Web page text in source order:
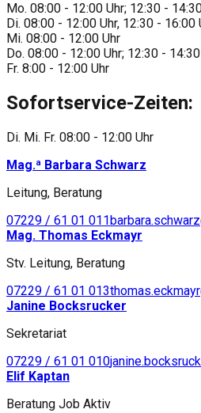
Mo. 08:00 - 12:00 Uhr; 12:30 -
Di. 08:00 - 12:00 Uhr, 12:30 - 16:00
Mi. 08:00 - 12:00 Uhr
Do. 08:00 - 12:00 Uhr; 12:30 -
Fr. 8:00 - 12:00 Uhr
Sofortservice-Zeiten:
Di. Mi. Fr. 08:00 - 12:00 Uhr
Mag.ª Barbara Schwarz
Leitung, Beratung
07229 / 61 01 011
Mag. Thomas Eckmayr
Stv. Leitung, Beratung
07229 / 61 01 013
Janine Bocksrucker
Sekretariat
07229 / 61 01 010
Elif Kaptan
Beratung Job Aktiv